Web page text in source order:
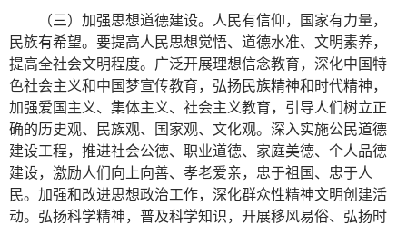
（三）加强思想道德建设。人民有信仰，国家有力量，
民族有希望。要提高人民思想觉悟、道德水准、文明素养，
提高全社会文明程度。广泛开展理想信念教育，深化中国特
色社会主义和中国梦宣传教育，弘扬民族精神和时代精神，
加强爱国主义、集体主义、社会主义教育，引导人们树立正
确的历史观、民族观、国家观、文化观。深入实施公民道德
建设工程，推进社会公德、职业道德、家庭美德、个人品德
建设，激励人们向上向善、孝老爱亲，忠于祖国、忠于人
民。加强和改进思想政治工作，深化群众性精神文明创建活
动。弘扬科学精神，普及科学知识，开展移风易俗、弘扬时